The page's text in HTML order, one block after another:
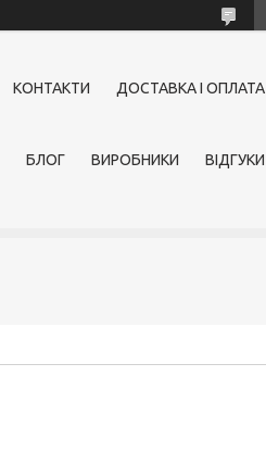
КОНТАКТИ ДОСТАВКА І ОПЛАТА
БЛОГ ВИРОБНИКИ ВІДГУКИ